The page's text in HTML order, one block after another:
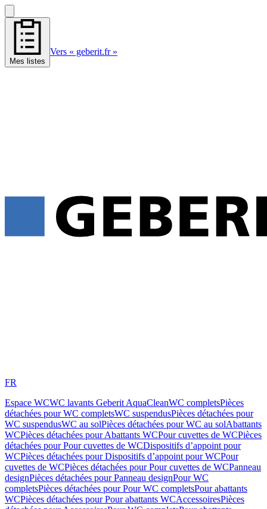
Mes listes
Vers « geberit.fr »
FR
Espace WCWC lavants Geberit AquaCleanWC completsPièces
détachées pour WC completsWC suspendusPièces détachées pour
WC suspendusWC au solPièces détachées pour WC au solAbattants
WCPièces détachées pour Abattants WCPour cuvettes de WCPièces
détachées pour Pour cuvettes de WCDispositifs d’appoint pour
WCPièces détachées pour Dispositifs d’appoint pour WCPour
cuvettes de WCPièces détachées pour Pour cuvettes de WCPanneau
designPièces détachées pour Panneau designPour WC
completsPièces détachées pour Pour WC completsPour abattants
WCPièces détachées pour Pour abattants WCAccessoiresPièces